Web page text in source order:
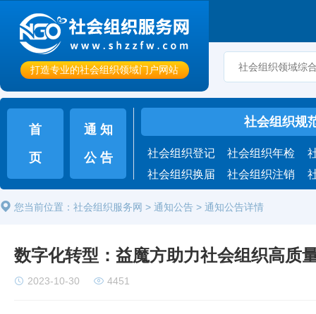
打造专业的社会组织领域门户网站
首
页
通 知
公 告
社会组织规
社会组织登记 社会组织年检
社会组织换届
社会组织注销
您当前位置：社会组织服务网 > 通知公告 > 通知公告详情
数字化转型：益魔方助力社会组织高质
2023-10-30 4451